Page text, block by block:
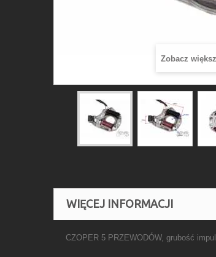
Zobacz
WIĘCEJ INFORMACJI
CZOPER 5 PRZEWODÓW, grubość